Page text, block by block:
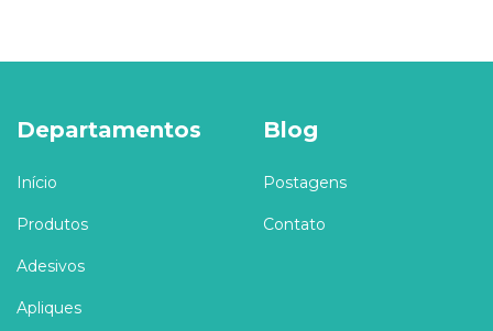
Departamentos
Início
Produtos
Adesivos
Apliques
Blog
Postagens
Contato